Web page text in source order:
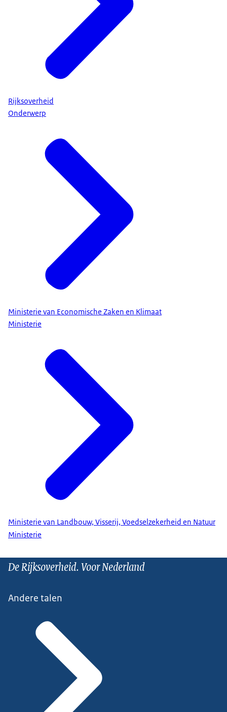
Rijksoverheid
Onderwerp
Ministerie van Economische Zaken en Klimaat
Ministerie
Ministerie van Landbouw, Visserij, Voedselzekerheid en Natuur
Ministerie
De Rijksoverheid. Voor Nederland
Andere talen